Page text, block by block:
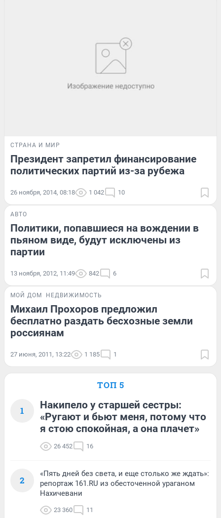
СТРАНА И МИР
Президент запретил финансирование
политических партий из-за рубежа
26 ноября, 2014, 08:18 1 042 10
АВТО
Политики, попавшиеся на вождении в
пьяном виде, будут исключены из
партии
13 ноября, 2012, 11:49 842 6
МОЙ ДОМ НЕДВИЖИМОСТЬ
Михаил Прохоров предложил
бесплатно раздать бесхозные земли
россиянам
27 июня, 2011, 13:22 1 185 1
ТОП 5
1
Накипело у старшей сестры:
«Ругают и бьют меня, потому что
я стою спокойная, а она плачет»
26 452 16
2
«Пять дней без света, и еще столько же ждать»:
репортаж 161.RU из обесточенной ураганом
Нахичевани
23 360 11